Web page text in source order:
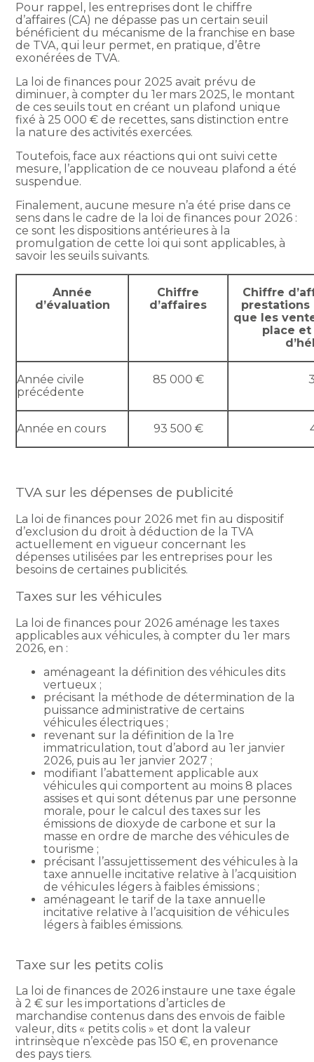
Pour rappel, les entreprises dont le chiffre
d’affaires (CA) ne dépasse pas un certain seuil
bénéficient du mécanisme de la franchise en base
de TVA, qui leur permet, en pratique, d’être
exonérées de TVA.
La loi de finances pour 2025 avait prévu de
diminuer, à compter du 1er mars 2025, le montant
de ces seuils tout en créant un plafond unique
fixé à 25 000 € de recettes, sans distinction entre
la nature des activités exercées.
Toutefois, face aux réactions qui ont suivi cette
mesure, l’application de ce nouveau plafond a été
suspendue.
Finalement, aucune mesure n’a été prise dans ce
sens dans le cadre de la loi de finances pour 2026 :
ce sont les dispositions antérieures à la
promulgation de cette loi qui sont applicables, à
savoir les seuils suivants.
Année
d’évaluation
Chiffre
d’affaires
Chiffre
prestations
que les
place
Année civile
précédente
85 000 €
Année en cours 93 500 €
TVA sur les dépenses de publicité
La loi de finances pour 2026 met fin au dispositif
d’exclusion du droit à déduction de la TVA
actuellement en vigueur concernant les
dépenses utilisées par les entreprises pour les
besoins de certaines publicités.
Taxes sur les véhicules
La loi de finances pour 2026 aménage les taxes
applicables aux véhicules, à compter du 1er mars
2026, en :
aménageant la définition des véhicules dits
vertueux ;
précisant la méthode de détermination de la
puissance administrative de certains
véhicules électriques ;
revenant sur la définition de la 1re
immatriculation, tout d’abord au 1er janvier
2026, puis au 1er janvier 2027 ;
modifiant l’abattement applicable aux
véhicules qui comportent au moins 8 places
assises et qui sont détenus par une personne
morale, pour le calcul des taxes sur les
émissions de dioxyde de carbone et sur la
masse en ordre de marche des véhicules de
tourisme ;
précisant l’assujettissement des véhicules à la
taxe annuelle incitative relative à l’acquisition
de véhicules légers à faibles émissions ;
aménageant le tarif de la taxe annuelle
incitative relative à l’acquisition de véhicules
légers à faibles émissions.
Taxe sur les petits colis
La loi de finances de 2026 instaure une taxe égale
à 2 € sur les importations d’articles de
marchandise contenus dans des envois de faible
valeur, dits « petits colis » et dont la valeur
intrinsèque n’excède pas 150 €, en provenance
des pays tiers.